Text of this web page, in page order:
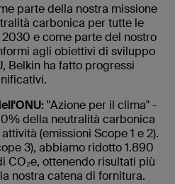
parte della nostra missione
carbonica per tutte le
e come parte del nostro
agli obiettivi di sviluppo
Belkin ha fatto progressi
"Azione per il clima" -
della neutralità carbonica
(emissioni Scope 1 e 2).
3), abbiamo ridotto 1.890
CO₂e, ottenendo risultati più
nostra catena di fornitura.